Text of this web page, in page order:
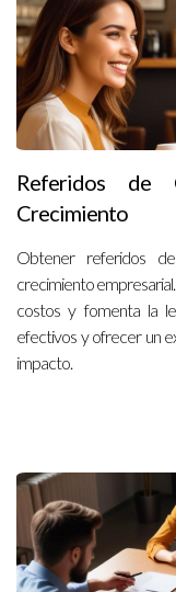
Referidos de
Crecimiento
Obtener referidos
crecimiento
costos y fomenta la
efectivos y ofrecer un
impacto.